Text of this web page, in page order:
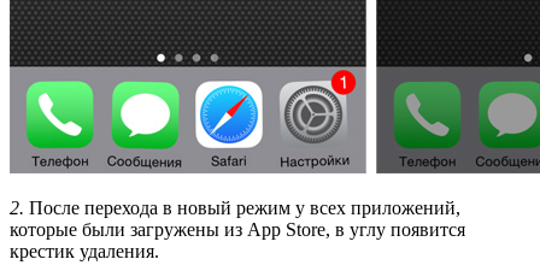
2. После перехода в новый режим у всех приложений,
которые были загружены из App Store, в углу появится
крестик удаления.